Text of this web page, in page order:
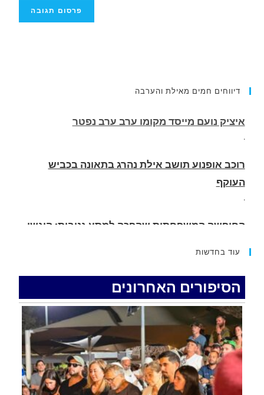
דיווחים חמים מאילת והערבה
רוכב אופנוע תושב אילת נהרג בתאונה בכביש
העוקף
החופשה המשפחתית שהפכה למסע גניבות: הוגשו
.
רכב התנגש במעקה בטיחות בכביש 90 בסמוך לעין
חצבה. פצועים
איציק נועם מייסד מקומו ערב ערב נפטר
עוד בחדשות
הסיפורים האחרונים